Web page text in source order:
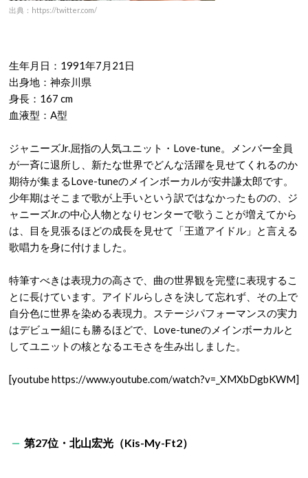
出典：https://twitter.com/
生年月日：1991年7月21日
出身地：神奈川県
身長：167 cm
血液型：A型
ジャニーズJr.屈指の人気ユニット・Love-tune。メンバー全員
が一斉に退所し、新たな世界でどんな活躍を見せてくれるのか
期待が集まるLove-tuneのメインボーカルが安井謙太郎です。
少年期はそこまで歌が上手いという訳ではなかったものの、ジ
ャニーズJr.の中心人物となりセンターで歌うことが増えてから
は、目を見張るほどの成長を見せて「王道アイドル」と言える
歌唱力を身に付けました。
特筆すべきは表現力の高さで、曲の世界観を完璧に表現するこ
とに長けています。アイドルらしさを決して忘れず、その上で
自分色に世界を染める表現力。ステージパフォーマンスの実力
はデビュー組にも勝るほどで、Love-tuneのメインボーカルと
してユニットの核となるエモさを生み出しました。
[youtube https://www.youtube.com/watch?v=_XMXbDgbKWM]
第27位・北山宏光（Kis-My-Ft2）